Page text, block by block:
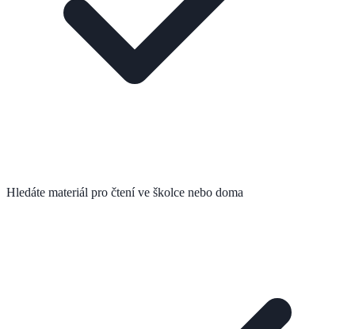
Hledáte materiál pro čtení ve školce nebo doma